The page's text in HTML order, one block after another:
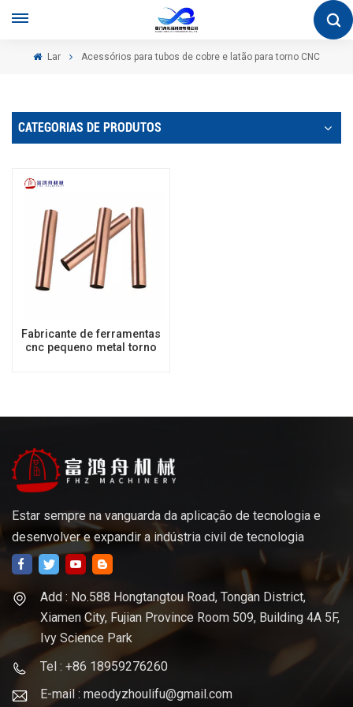
Lar Acessórios para tubos de cobre e latão para torno CNC
CATEGORIAS DE PRODUTOS
Fabricante de ferramentas
cnc pequeno metal torno
Estar sempre na vanguarda da aplicação de tecnologia e
desenvolver e expandir a indústria civil de tecnologia
Add : No.588 Hongtangtou Road, Tongan District,
Xiamen City, Fujian Province Room 509, Building 4A 5F,
Ivy Science Park
Tel : +86 18959276260
E-mail : meodyzhoulifu@gmail.com